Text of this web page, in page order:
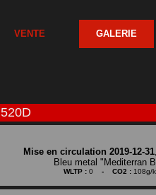
VENTE GALERIE
520D
Mise en circulation 2019-12-31
Bleu metal "Mediterran
WLTP : 0 - CO2 : 108g/